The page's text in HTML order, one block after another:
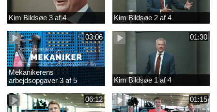
Kim Bildsøe 3 af 4 Kim Bildsøe 2 af 4
03:06
Mekanikerens
arbejdsopgaver 3 af 5
(lærepladssøgning)
01:30
Kim Bildsøe 1 af 4
06:12 01:15